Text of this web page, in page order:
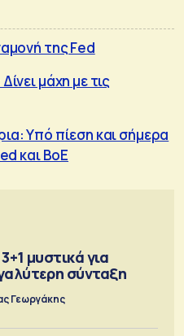
της Fed
μάχη με τις
Υπό πίεση και σήμερα
και ΒοΕ
μυστικά για
σύνταξη
Γεωργάκης